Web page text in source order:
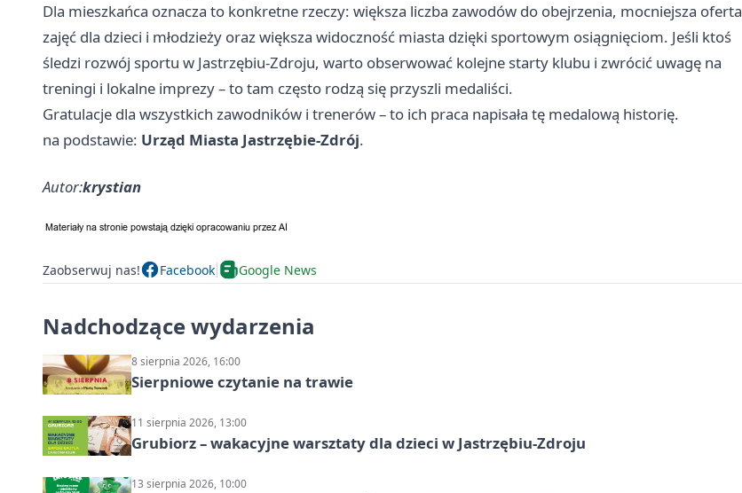
Dla mieszkańca oznacza to konkretne rzeczy: większa liczba zawodów do obejrzenia, mocniejsza oferta
zajęć dla dzieci i młodzieży oraz większa widoczność miasta dzięki sportowym osiągnięciom. Jeśli ktoś
śledzi rozwój sportu w Jastrzębiu-Zdroju, warto obserwować kolejne starty klubu i zwrócić uwagę na
treningi i lokalne imprezy – to tam często rodzą się przyszli medaliści.
Gratulacje dla wszystkich zawodników i trenerów – to ich praca napisała tę medalową historię.
na podstawie: Urząd Miasta Jastrzębie-Zdrój.
Autor:krystian
Zaobserwuj nas! Facebook Google News
Nadchodzące wydarzenia
8 sierpnia 2026, 16:00
Sierpniowe czytanie na trawie
11 sierpnia 2026, 13:00
Grubiorz – wakacyjne warsztaty dla dzieci w Jastrzębiu-Zdroju
13 sierpnia 2026, 10:00